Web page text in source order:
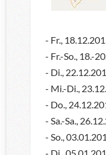
- Fr.,
- Fr.-So., 18.-
- Di.,
- Mi.-Di.,
- Do.,
- Sa.-Sa.,
- So.,